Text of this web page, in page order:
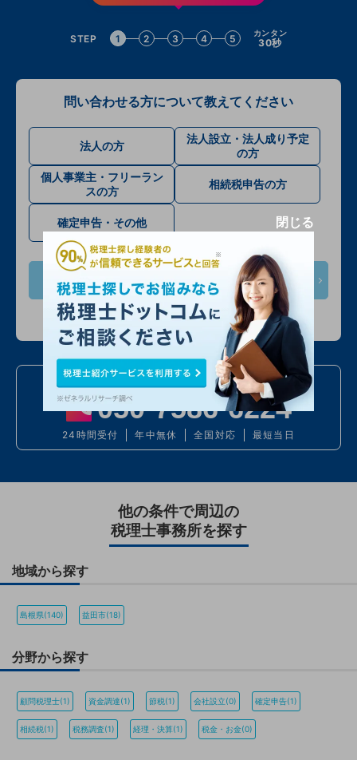
STEP 1 2 3 4 5 カンタン
30秒
問い合わせる方について教えてください
法人の方
法人設立・法人成り予定
の方
個人事業主・フリーラン
スの方
相続税申告の方
確定申告・その他
次へ
入力情報は公開されません
お電話での問い合わせ
050 7586 6224
24時間受付 年中無休 全国対応 最短当日
他の条件で周辺の
税理士事務所を探す
地域から探す
島根県(140) 益田市(18)
分野から探す
顧問税理士(1) 資金調達(1) 節税(1) 会社設立(0) 確定申告(1)
相続税(1) 税務調査(1) 経理・決算(1) 税金・お金(0)
閉じる